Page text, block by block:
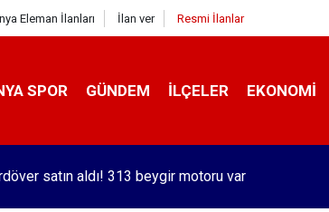
Eleman İlanları İlan ver Resmi İlanlar
SPOR GÜNDEM İLÇELER EKONOMI
yıllar sonra Galatasaraylı Osimhen itirafı